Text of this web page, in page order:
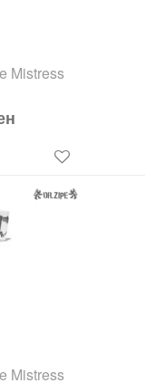
Mistress
Mistress